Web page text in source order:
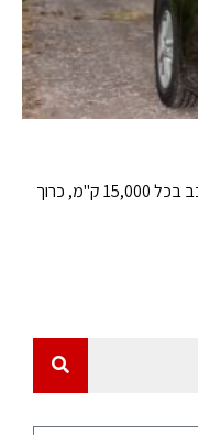
טיפול ליונדאי i35 במסגרת טיפול שגרתי לרכב בכל 15,000 ק"מ, כרוך